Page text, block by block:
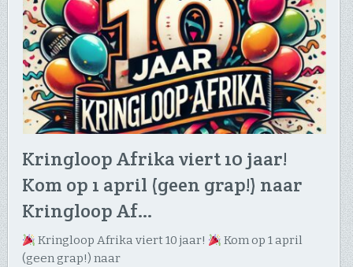
Kringloop Afrika viert 10 jaar!
Kom op 1 april (geen grap!) naar
Kringloop Af…
Kringloop Afrika viert 10 jaar!
Kom op 1 april
(geen grap!) naar